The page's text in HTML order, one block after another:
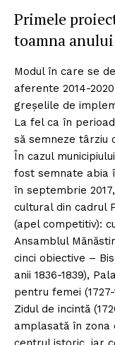
Primele
toamna
Modul în care se
aferente 2014-
greșelile de
La fel ca în
să semneze târziu
În cazul
fost semnate abia
în septembrie
cultural din cadrul
(apel competitiv):
Ansamblul
cinci obiective –
anii 1836-1839),
pentru femei
Zidul de incintă
amplasată în zona